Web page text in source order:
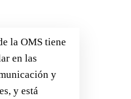
la OMS tiene
en las
y
y está